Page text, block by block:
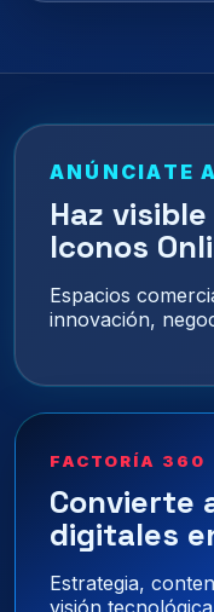
ANÚNCIATE
Haz
Iconos
Espacios
innovación,
FACTORÍA 360
Convierte
digitales
Estrategia,